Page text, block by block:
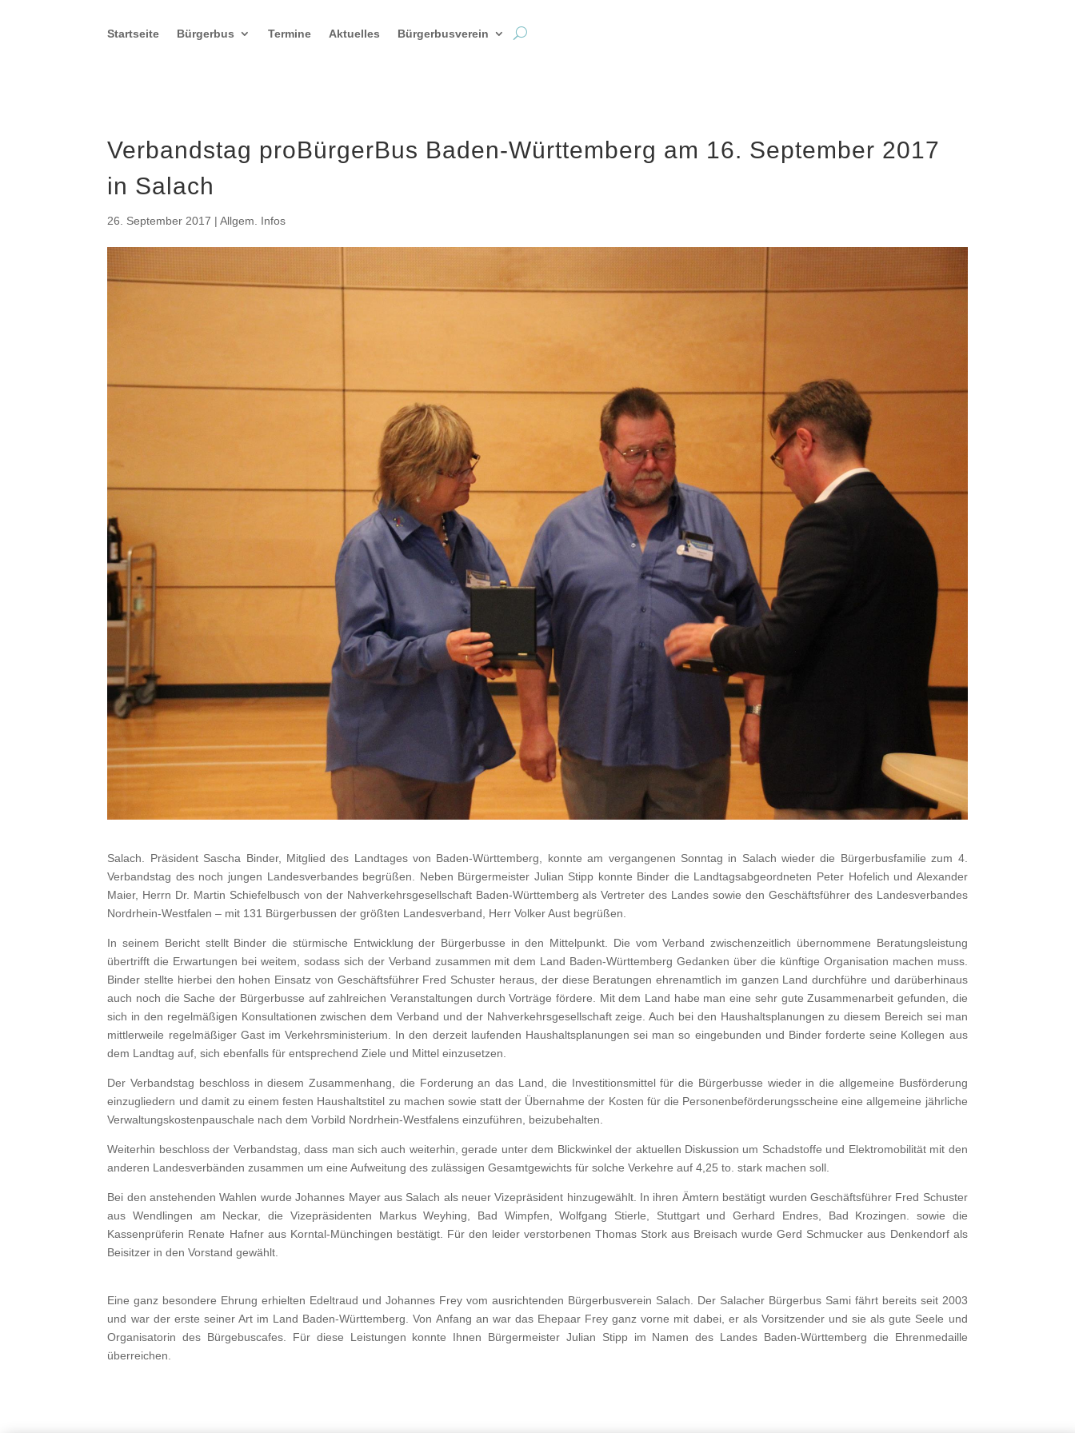
Startseite Bürgerbus Termine Aktuelles Bürgerbusverein
Verbandstag proBürgerBus Baden-Württemberg am 16. September 2017
in Salach
26. September 2017 |Allgem. Infos
Salach. Präsident Sascha Binder, Mitglied des Landtages von Baden-Württemberg, konnte am vergangenen Sonntag in Salach wieder die Bürgerbusfamilie zum 4.
Verbandstag des noch jungen Landesverbandes begrüßen. Neben Bürgermeister Julian Stipp konnte Binder die Landtagsabgeordneten Peter Hofelich und Alexander
Maier, Herrn Dr. Martin Schiefelbusch von der Nahverkehrsgesellschaft Baden-Württemberg als Vertreter des Landes sowie den Geschäftsführer des Landesverbandes
Nordrhein-Westfalen – mit 131 Bürgerbussen der größten Landesverband, Herr Volker Aust begrüßen.
In seinem Bericht stellt Binder die stürmische Entwicklung der Bürgerbusse in den Mittelpunkt. Die vom Verband zwischenzeitlich übernommene Beratungsleistung
übertrifft die Erwartungen bei weitem, sodass sich der Verband zusammen mit dem Land Baden-Württemberg Gedanken über die künftige Organisation machen muss.
Binder stellte hierbei den hohen Einsatz von Geschäftsführer Fred Schuster heraus, der diese Beratungen ehrenamtlich im ganzen Land durchführe und darüberhinaus
auch noch die Sache der Bürgerbusse auf zahlreichen Veranstaltungen durch Vorträge fördere. Mit dem Land habe man eine sehr gute Zusammenarbeit gefunden, die
sich in den regelmäßigen Konsultationen zwischen dem Verband und der Nahverkehrsgesellschaft zeige. Auch bei den Haushaltsplanungen zu diesem Bereich sei man
mittlerweile regelmäßiger Gast im Verkehrsministerium. In den derzeit laufenden Haushaltsplanungen sei man so eingebunden und Binder forderte seine Kollegen aus
dem Landtag auf, sich ebenfalls für entsprechend Ziele und Mittel einzusetzen.
Der Verbandstag beschloss in diesem Zusammenhang, die Forderung an das Land, die Investitionsmittel für die Bürgerbusse wieder in die allgemeine Busförderung
einzugliedern und damit zu einem festen Haushaltstitel zu machen sowie statt der Übernahme der Kosten für die Personenbeförderungsscheine eine allgemeine jährliche
Verwaltungskostenpauschale nach dem Vorbild Nordrhein-Westfalens einzuführen, beizubehalten.
Weiterhin beschloss der Verbandstag, dass man sich auch weiterhin, gerade unter dem Blickwinkel der aktuellen Diskussion um Schadstoffe und Elektromobilität mit den
anderen Landesverbänden zusammen um eine Aufweitung des zulässigen Gesamtgewichts für solche Verkehre auf 4,25 to. stark machen soll.
Bei den anstehenden Wahlen wurde Johannes Mayer aus Salach als neuer Vizepräsident hinzugewählt. In ihren Ämtern bestätigt wurden Geschäftsführer Fred Schuster
aus Wendlingen am Neckar, die Vizepräsidenten Markus Weyhing, Bad Wimpfen, Wolfgang Stierle, Stuttgart und Gerhard Endres, Bad Krozingen. sowie die
Kassenprüferin Renate Hafner aus Korntal-Münchingen bestätigt. Für den leider verstorbenen Thomas Stork aus Breisach wurde Gerd Schmucker aus Denkendorf als
Beisitzer in den Vorstand gewählt.
Eine ganz besondere Ehrung erhielten Edeltraud und Johannes Frey vom ausrichtenden Bürgerbusverein Salach. Der Salacher Bürgerbus Sami fährt bereits seit 2003
und war der erste seiner Art im Land Baden-Württemberg. Von Anfang an war das Ehepaar Frey ganz vorne mit dabei, er als Vorsitzender und sie als gute Seele und
Organisatorin des Bürgebuscafes. Für diese Leistungen konnte Ihnen Bürgermeister Julian Stipp im Namen des Landes Baden-Württemberg die Ehrenmedaille
überreichen.